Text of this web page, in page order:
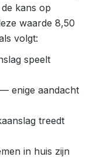
kans op
waarde 8,50
volgt:
speelt
enige aandacht
treedt
in huis zijn